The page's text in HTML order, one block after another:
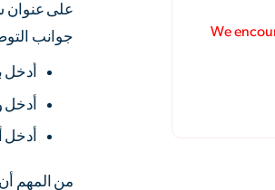
على عنوان
جوانب
أدخل
أدخل
أدخل
من المهم